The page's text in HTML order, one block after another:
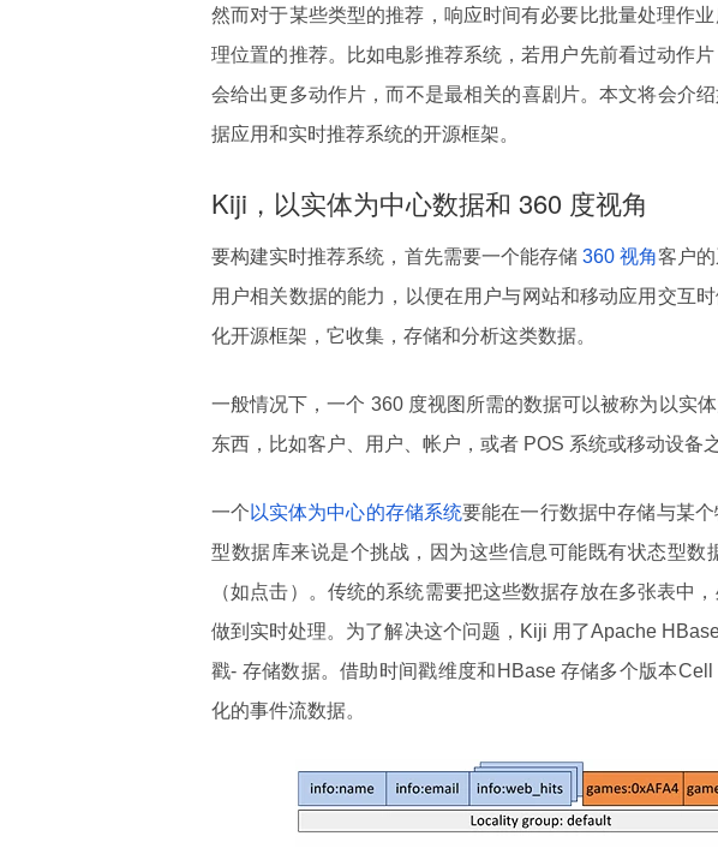
然而对于某些类型的推荐，响应时间有必要比批量处理作
理位置的推荐。比如电影推荐系统，若用户先前看过动作
会给出更多动作片，而不是最相关的喜剧片。本文将会介
据应用和实时推荐系统的开源框架。
Kiji，以实体为中心数据和 360 度视角
要构建实时推荐系统，首先需要一个能存储 360 视角客户
用户相关数据的能力，以便在用户与网站和移动应用交互
化开源框架，它收集，存储和分析这类数据。
一般情况下，一个 360 度视图所需的数据可以被称为以实
东西，比如客户、用户、帐户，或者 POS 系统或移动设备
一个 以实体为中心的存储系统要能在一行数据中存储与某
型数据库来说是个挑战，因为这些信息可能既有状态型
（如点击）。传统的系统需要把这些数据存放在多张表中
做到实时处理。为了解决这个问题，Kiji 用了Apache
戳- 存储数据。借助时间戳维度和HBase 存储多个版本
化的事件流数据。